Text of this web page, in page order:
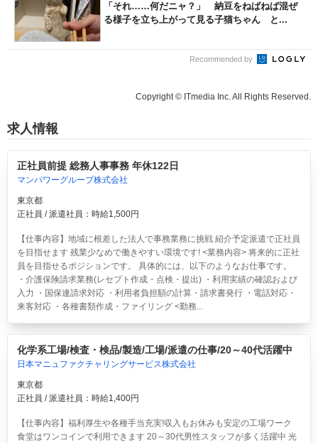
「それ……何だニャ？」 納豆をねばねば混ぜ
る様子を立ち上がって見る子猫ちゃん と...
Recommended by
Copyright © ITmedia Inc. All Rights Reserved.
求人情報
正社員前提 総務人事事務 年休122日
マンパワーグループ株式会社
東京都
正社員 / 派遣社員：時給1,500円
【仕事内容】地域に根差した法人で事務業務に挑戦 紹介予定派遣で正社員
を目指せます 残業少なめで働きやすい環境です! <業務内容> 将来的に正社
員を目指せるポジションです。 具体的には、以下のようなお仕事です。
・介護保険請求業務(レセプト作成・点検・提出) ・利用実績の確認および
入力 ・国保連請求対応 ・利用者負担額の計算・請求書発行 ・電話対応・
来客対応 ・各種書類作成・ファイリング <勤務...
化学系工場/検査・検品/製造/工場/派遣の仕事/20～40代活躍中
日本マニュファクチャリングサービス株式会社
東京都
正社員 / 派遣社員：時給1,400円
【仕事内容】福利厚生や各種手当充実!収入もお休みも安定の工場ワーク
食堂はワンコインで利用できます 20～30代男性スタッフが多く活躍中 光